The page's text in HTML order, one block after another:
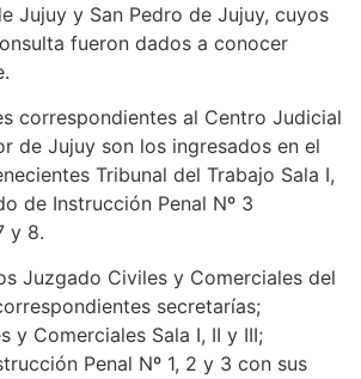
Jujuy y San Pedro de Jujuy, cuyos
fueron dados a conocer
correspondientes al Centro Judicial
de Jujuy son los ingresados en el
Tribunal del Trabajo Sala I,
de Instrucción Penal Nº 3
y 8.
Juzgado Civiles y Comerciales del
secretarías;
y Comerciales Sala I, II y III;
Penal Nº 1, 2 y 3 con sus